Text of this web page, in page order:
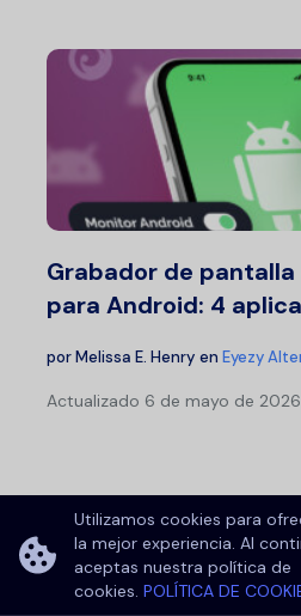
Grabador de
para Android: 4
porMelissa E. Henry en Eyezy
Actualizado 6 de mayo de 2026
Vea todo en todas
Utilizamos cookies para
la mejor experiencia. Al
aceptas nuestra política de
cookies.POLÍTICA DE